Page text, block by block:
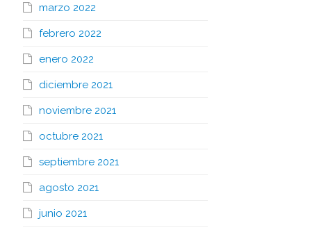
marzo 2022
febrero 2022
enero 2022
diciembre 2021
noviembre 2021
octubre 2021
septiembre 2021
agosto 2021
junio 2021